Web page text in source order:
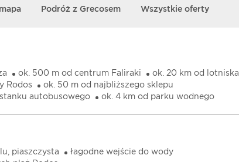
Podróż z Grecosem Wszystkie oferty
ok. 500 m od centrum Faliraki
ok. 20 km od lotniska
Rodos
ok. 50 m od najbliższego sklepu
autobusowego
ok. 4 km od parku wodnego
piaszczysta
łagodne wejście do wody